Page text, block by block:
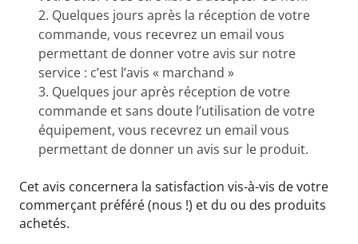
Quelques jours après la réception de votre
commande, vous recevrez un email vous
permettant de donner votre avis sur notre
service : c’est l’avis « marchand »
Quelques jour après réception de votre
commande et sans doute l’utilisation de votre
équipement, vous recevrez un email vous
permettant de donner un avis sur le produit.
Cet avis concernera la satisfaction vis-à-vis de votre
commerçant préféré (nous !) et du ou des produits
achetés.